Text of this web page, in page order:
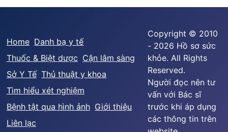
Home Danh bạ y tế
Thuốc & Biệt dược Cận lâm sàng
Sở Y Tế Thủ thuật y khoa
Tìm hiểu xét nghiệm
Bệnh tật qua hình ảnh Giới thiệu
Liên lạc
Copyright © 2010
- 2026 Hồ sơ sức
khỏe. All Rights
Reserved.
Người đọc nên tư
vấn với Bác sĩ
trước khi áp dụng
các thông tin trên